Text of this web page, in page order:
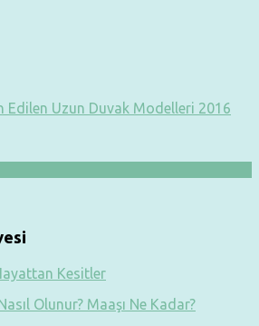
Edilen Uzun Duvak Modelleri 2016
Kesitler
Olunur? Maaşı Ne Kadar?